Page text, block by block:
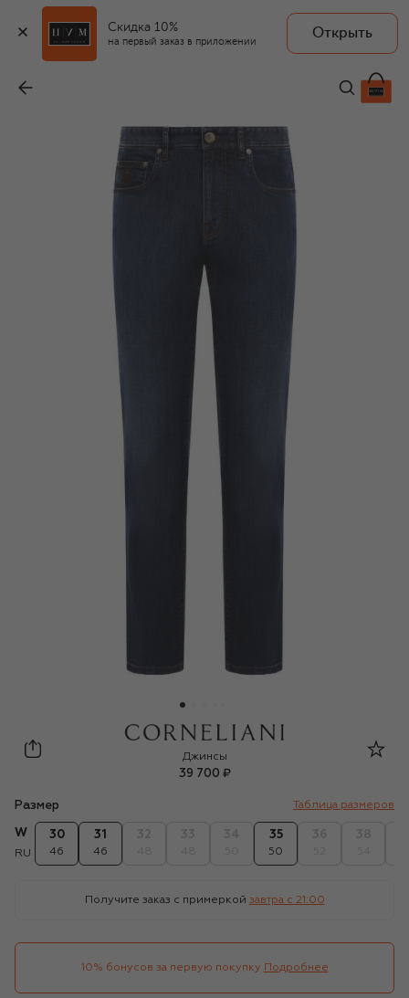
Скидка 10%
на первый заказ в приложении
Открыть
Corneliani
Джинсы
39 700 ₽
Размер Таблица размеров
W
RU
30
46
31
46
35
50
Получите заказ с примеркой завтра c 21:00
10% бонусов за первую покупку Подробнее